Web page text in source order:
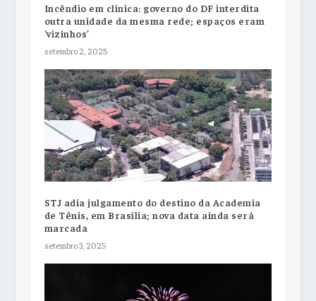
Incêndio em clínica: governo do DF interdita
outra unidade da mesma rede; espaços eram
‘vizinhos’
setembro 2, 2025
STJ adia julgamento do destino da Academia
de Tênis, em Brasília; nova data ainda será
marcada
setembro 3, 2025